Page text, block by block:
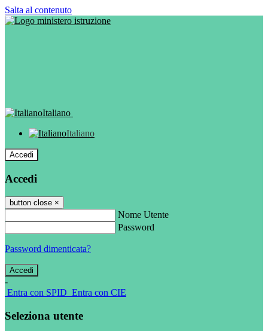
Salta al contenuto
Italiano
Italiano
Accedi
Accedi
button close ×
Nome Utente
Password
Password dimenticata?
-
Entra con SPID Entra con CIE
Seleziona utente